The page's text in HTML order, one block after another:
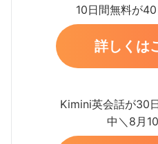
10日間無料が
詳しくは
Kimini英会話が30
中＼8月